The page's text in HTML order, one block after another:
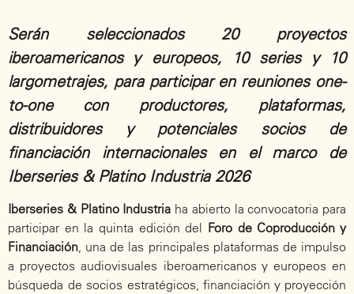
Serán seleccionados 20 proyectos
iberoamericanos y europeos, 10 series y 10
largometrajes, para participar en reuniones one-
to-one con productores, plataformas,
distribuidores y potenciales socios de
financiación internacionales en el marco de
Iberseries & Platino Industria 2026
Iberseries & Platino Industria ha abierto la convocatoria para
participar en la quinta edición del Foro de Coproducción y
Financiación, una de las principales plataformas de impulso
a proyectos audiovisuales iberoamericanos y europeos en
búsqueda de socios estratégicos, financiación y proyección